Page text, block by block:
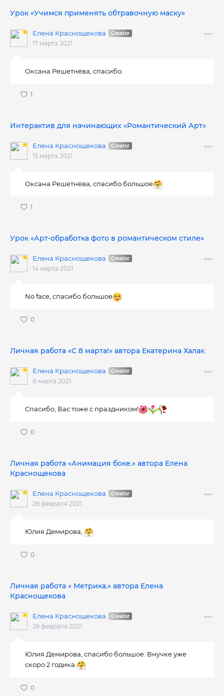
Урок «Учимся применять обтравочную маску»
Елена Краснощекова
17 марта 2021
Оксана Решетнёва, спасибо.
Интерактив для начинающих «Pомантический Арт»
Елена Краснощекова
15 марта 2021
Оксана Решетнёва, спасибо большое
Урок «Арт-обработка фото в романтическом стиле»
Елена Краснощекова
14 марта 2021
No face, спасибо большое
Личная работа «С 8 марта!» автора Екатерина Халак
Елена Краснощекова
8 марта 2021
Спасибо, Вас тоже с праздником!
Личная работа «Анимация боке.» автора Елена
Краснощекова
Елена Краснощекова
26 февраля 2021
Юлия Демирова,
Личная работа « Метрика.» автора Елена
Краснощекова
Елена Краснощекова
26 февраля 2021
Юлия Демирова, спасибо большое. Внучке уже
скоро 2 годика.